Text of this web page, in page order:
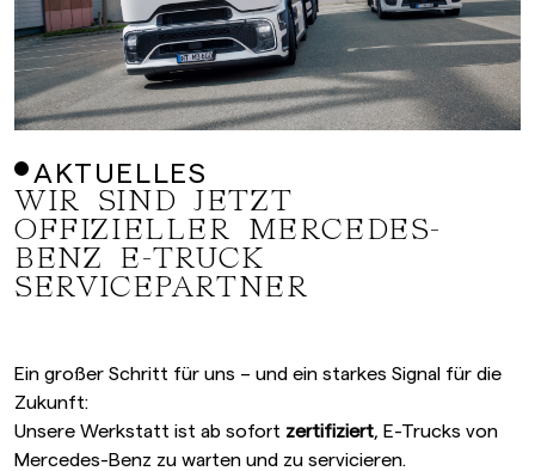
AKTUELLES
WIR SIND JETZT
OFFIZIELLER MERCEDES-
BENZ E-TRUCK
SERVICEPARTNER
Ein großer Schritt für uns – und ein starkes Signal für die
Zukunft:
Unsere Werkstatt ist ab sofort zertifiziert, E-Trucks von
Mercedes-Benz zu warten und zu servicieren.